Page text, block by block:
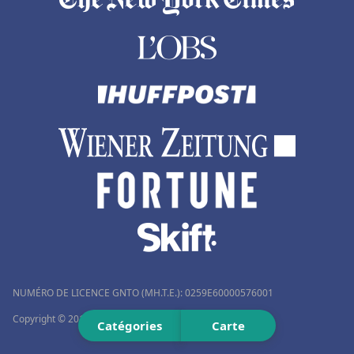
Hôtels à Zanzibar
Hôtels à Saint-André-de-Cubzac
Hôtels à Tizzano
Hôtels à La Mure
Hôtels en Thaïlande
Hôtels à Douai
Hôtels à Antananarivo
Catégories Carte
NUMÉRO DE LICENCE GNTO (MH.T.E.): 0259Ε60000576001
Copyright © 2012–2026 Travelmyth™. Tous droits réservés.